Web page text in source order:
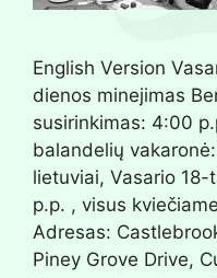
English Version
dienos minejimas
susirinkimas: 4:00
balandelių
lietuviai, Vasario
p.p. , visus
Adresas:
Piney Grove Drive,